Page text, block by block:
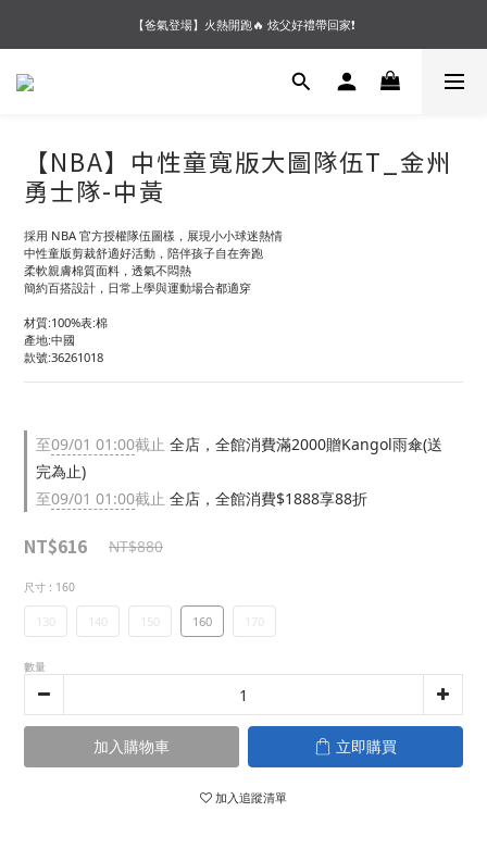
【夏末OUTLET】專區全面5折起❗超值入手就趁現在🔥
【爸氣登場】火熱開跑🔥 炫父好禮帶回家❗
【會員好禮】加入會員送$200購物金❗多重好禮等你加入領取 ❗
【NBA】中性童寬版大圖隊伍T_金州
勇士隊-中黃
採用 NBA 官方授權隊伍圖樣，展現小小球迷熱情
中性童版剪裁舒適好活動，陪伴孩子自在奔跑
柔軟親膚棉質面料，透氣不悶熱
簡約百搭設計，日常上學與運動場合都適穿
材質:100%表:棉
產地:中國
款號:36261018
至09/01 01:00截止 全店，全館消費滿2000贈Kangol雨傘(送
完為止)
至09/01 01:00截止 全店，全館消費$1888享88折
NT$616 NT$880
尺寸 : 160
130 140 150 160 170
數量
加入購物車 立即購買
加入追蹤清單